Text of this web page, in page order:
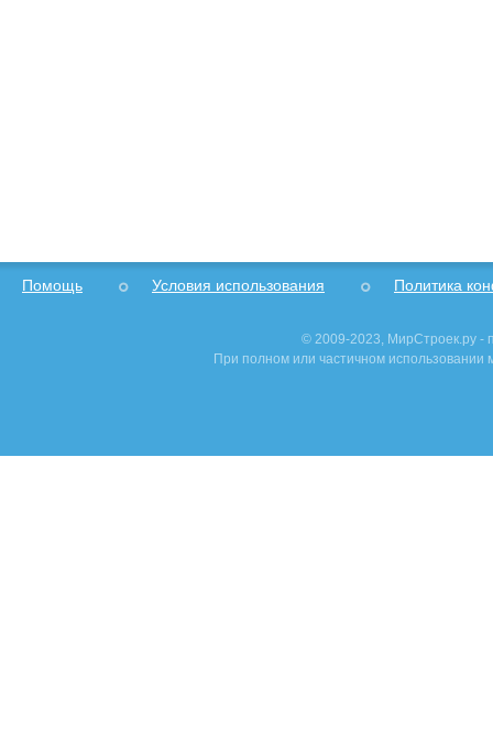
Помощь Условия использования Политика
© 2009-2023, МирСтроек.ру -
При полном или частичном использовании